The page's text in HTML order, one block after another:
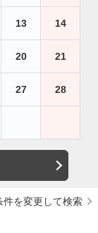
13 14
20 21
27 28
件を変更して検索